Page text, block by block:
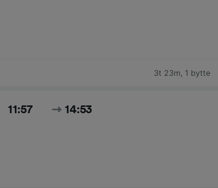
3t 23m, 1 bytte
11:57 14:53